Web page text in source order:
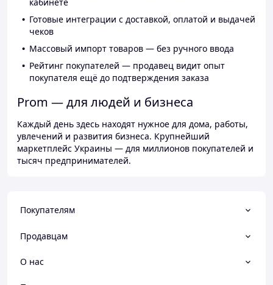
Готовые интеграции с доставкой, оплатой и выдачей
чеков
Массовый импорт товаров — без ручного ввода
Рейтинг покупателей — продавец видит опыт
покупателя ещё до подтверждения заказа
Prom — для людей и бизнеса
Каждый день здесь находят нужное для дома, работы,
увлечений и развития бизнеса. Крупнейший
маркетплейс Украины — для миллионов покупателей и
тысяч предпринимателей.
Покупателям
Продавцам
О нас